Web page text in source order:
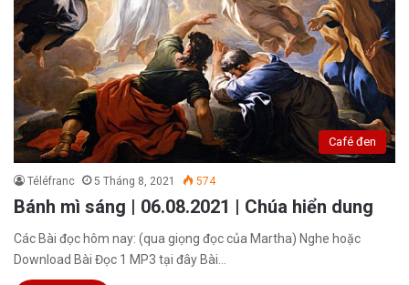
Café đen
Téléfranc 5 Tháng 8, 2021 574
Bánh mì sáng | 06.08.2021 | Chúa hiển dung
Các Bài đọc hôm nay: (qua giọng đọc của Martha) Nghe hoặc
Download Bài Đọc 1 MP3 tại đây Bài…